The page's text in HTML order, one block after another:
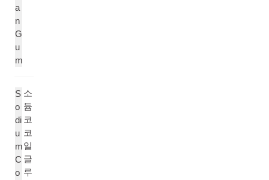
a
n
G
u
m
S
o
di
u
m
C
o
소
듐
코
코
일
글
루